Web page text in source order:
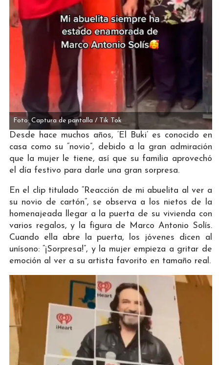
Foto: Captura de pantalla / Tik Tok
Desde hace muchos años, ‘El Buki’ es conocido en
casa como su “novio”, debido a la gran admiración
que la mujer le tiene, así que su familia aprovechó
el día festivo para darle una gran sorpresa.
En el clip titulado “Reacción de mi abuelita al ver a
su novio de cartón”, se observa a los nietos de la
homenajeada llegar a la puerta de su vivienda con
varios regalos, y la figura de Marco Antonio Solís.
Cuando ella abre la puerta, los jóvenes dicen al
unísono: “¡Sorpresa!”, y la mujer empieza a gritar de
emoción al ver a su artista favorito en tamaño real.